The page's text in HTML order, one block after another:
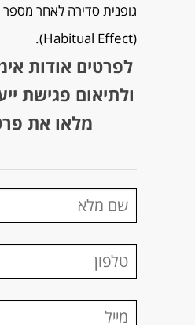
גופנית סדירה לאחר
(Habitual Effect).
לפרטים אודות
ולתיאום פגישת
מלאו את